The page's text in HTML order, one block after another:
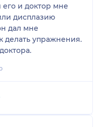
и доктор мне
дисплазию
дал мне
делать упражнения.